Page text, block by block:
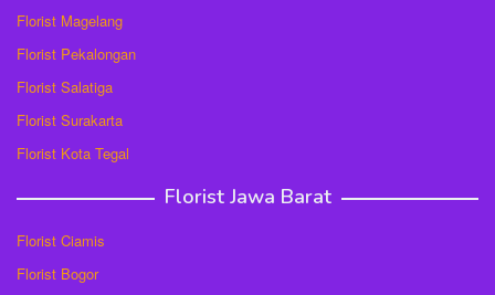
Florist Magelang
Florist Pekalongan
Florist Salatiga
Florist Surakarta
Florist Kota Tegal
Florist Jawa Barat
Florist Ciamis
Florist Bogor